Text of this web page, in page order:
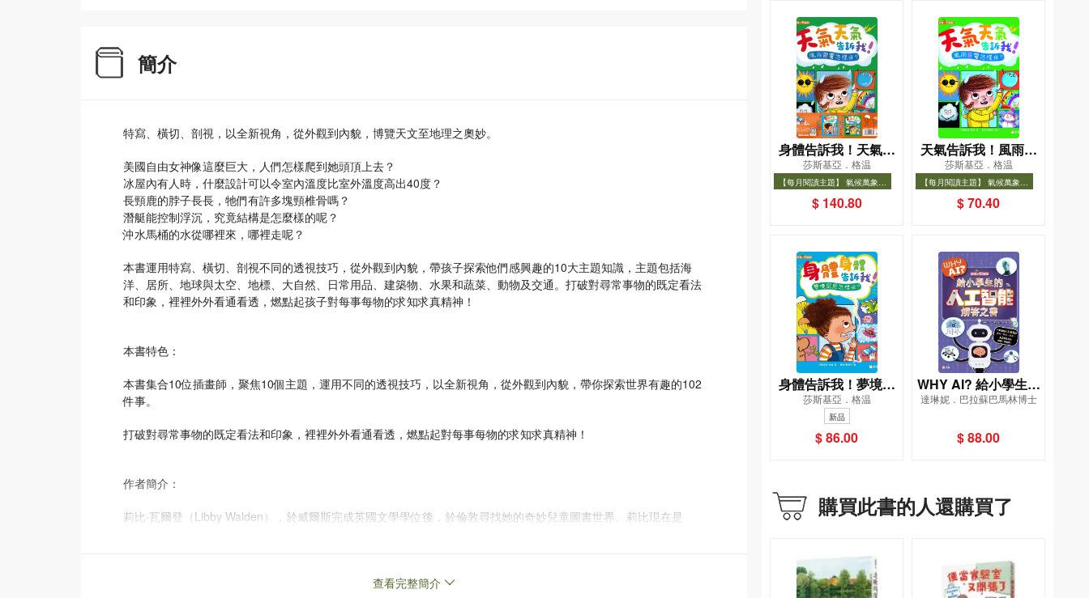
簡介
特寫、橫切、剖視，以全新視角，從外觀到內貌，博覽天文至地理之奧妙。
美國自由女神像這麼巨大，人們怎樣爬到她頭頂上去？
冰屋內有人時，什麼設計可以令室內溫度比室外溫度高出40度？
長頸鹿的脖子長長，牠們有許多塊頸椎骨嗎？
潛艇能控制浮沉，究竟結構是怎麼樣的呢？
沖水馬桶的水從哪裡來，哪裡走呢？
本書運用特寫、橫切、剖視不同的透視技巧，從外觀到內貌，帶孩子探索他們感興趣的10大主題知識，主題包括海
洋、居所、地球與太空、地標、大自然、日常用品、建築物、水果和蔬菜、動物及交通。打破對尋常事物的既定看法
和印象，裡裡外外看通看透，燃點起孩子對每事每物的求知求真精神！
本書特色：
本書集合10位插畫師，聚焦10個主題，運用不同的透視技巧，以全新視角，從外觀到內貌，帶你探索世界有趣的102
件事。
打破對尋常事物的既定看法和印象，裡裡外外看通看透，燃點起對每事每物的求知求真精神！
作者簡介：
莉比‧瓦爾登（Libby Walden），於威爾斯完成英國文學學位後，於倫敦尋找她的奇妙兒童圖書世界。莉比現在是
查看完整簡介
身體告訴我！天氣告
訴我！套裝（一套2
冊）[新雅．知識館]
莎斯基亞．格温
【每月閱讀主題】 氣候萬象，
【每月閱讀主題】 氣候萬象，
打開氣象知識之門
$ 140.80
天氣告訴我！風雨雷
電怎樣來？[新雅．知
識館]
莎斯基亞．格温
【每月閱讀主題】 氣候萬象，
【每月閱讀主題】 氣候萬象，
打開氣象知識之門
$ 70.40
身體告訴我！夢境屁
屁怎樣來？[新雅．知
識館]
莎斯基亞．格温
新品
$ 86.00
WHY AI? 給小學生的
人工智能解答之書
達琳妮．巴拉蘇巴馬林博士
$ 88.00
購買此書的人還購買了